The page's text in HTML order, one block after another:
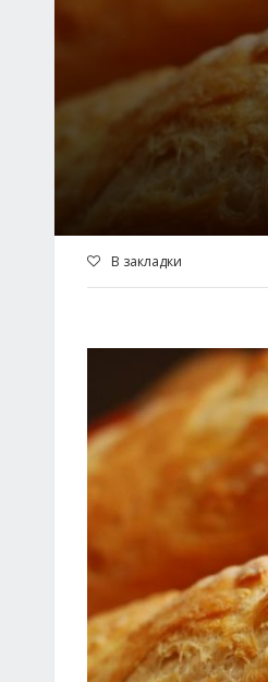
В закладки